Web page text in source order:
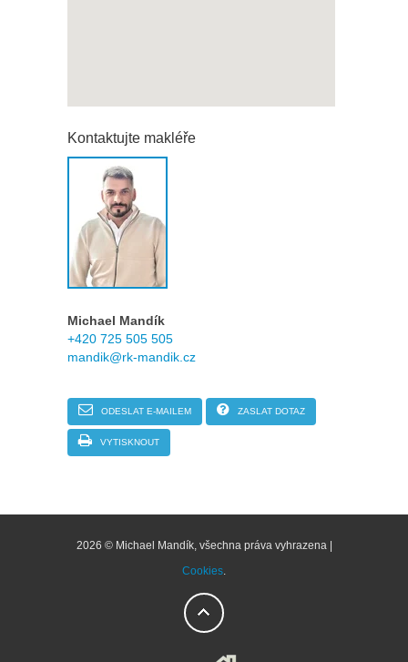
Kontaktujte makléře
Michael Mandík
+420 725 505 505
mandik@rk-mandik.cz
ODESLAT E-MAILEM ZASLAT DOTAZ
VYTISKNOUT
2026 © Michael Mandík, všechna práva vyhrazena |
Cookies.